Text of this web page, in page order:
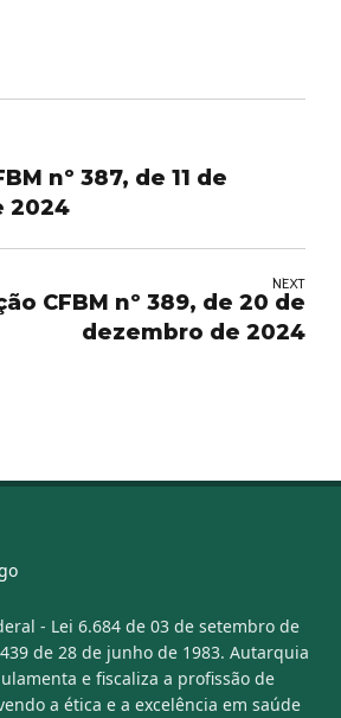
nº 387, de 11 de
2024
NEXT
CFBM nº 389, de 20 de
dezembro de 2024
- Lei 6.684 de 03 de setembro de
de 28 de junho de 1983. Autarquia
e fiscaliza a profissão de
a ética e a excelência em saúde